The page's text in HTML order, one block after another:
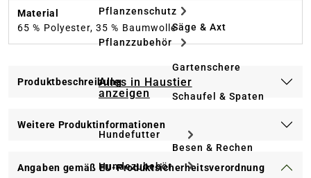
Pflanzenschutz
Pflanzzubehör
Alles in Haustier
anzeigen
Hundefutter
Hundezubehör
Säge & Axt
Gartenschere
Schaufel & Spaten
Besen & Rechen
Material
65 % Polyester, 35 % Baumwolle
Produktbeschreibung
Weitere Produktinformationen
Angaben gemäß EU-Produktsicherheitsverordnung